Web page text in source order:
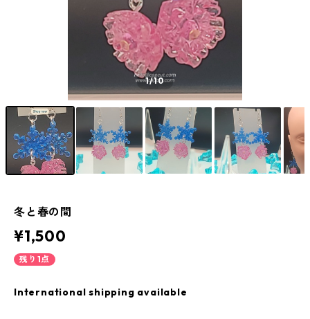
1/10
冬と春の間
¥1,500
残り1点
International shipping available